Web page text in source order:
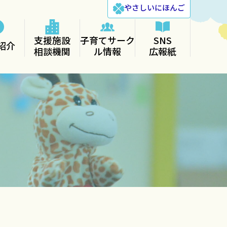
やさしいにほんご
介
支援施設
相談機関
子育てサーク
ル情報
SNS
広報紙